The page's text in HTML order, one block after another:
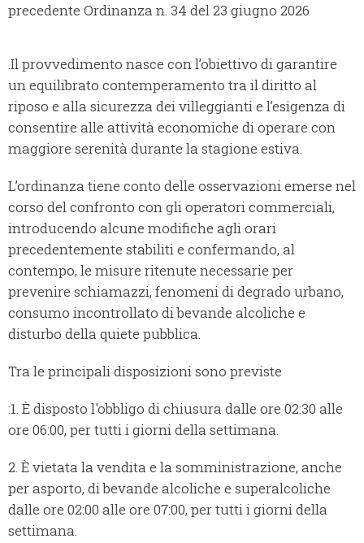
precedente Ordinanza n. 34 del 23 giugno 2026
.Il provvedimento nasce con l’obiettivo di garantire
un equilibrato contemperamento tra il diritto al
riposo e alla sicurezza dei villeggianti e l’esigenza di
consentire alle attività economiche di operare con
maggiore serenità durante la stagione estiva.
L’ordinanza tiene conto delle osservazioni emerse nel
corso del confronto con gli operatori commerciali,
introducendo alcune modifiche agli orari
precedentemente stabiliti e confermando, al
contempo, le misure ritenute necessarie per
prevenire schiamazzi, fenomeni di degrado urbano,
consumo incontrollato di bevande alcoliche e
disturbo della quiete pubblica.
Tra le principali disposizioni sono previste
:1. È disposto l'obbligo di chiusura dalle ore 02:30 alle
ore 06:00, per tutti i giorni della settimana.
2. È vietata la vendita e la somministrazione, anche
per asporto, di bevande alcoliche e superalcoliche
dalle ore 02:00 alle ore 07:00, per tutti i giorni della
settimana.